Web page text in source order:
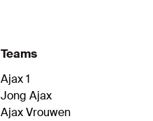
Teams
Ajax 1
Jong Ajax
Ajax Vrouwen